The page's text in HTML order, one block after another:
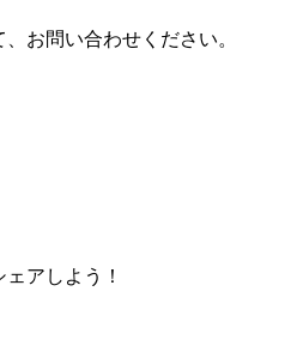
お問い合わせください。
アしよう！